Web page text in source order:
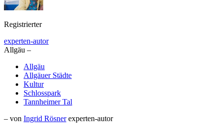
Registrierter
experten-autor
Allgäu –
Allgäu
Allgäuer Städte
Kultur
Schlosspark
Tannheimer Tal
– von Ingrid Rösner experten-autor